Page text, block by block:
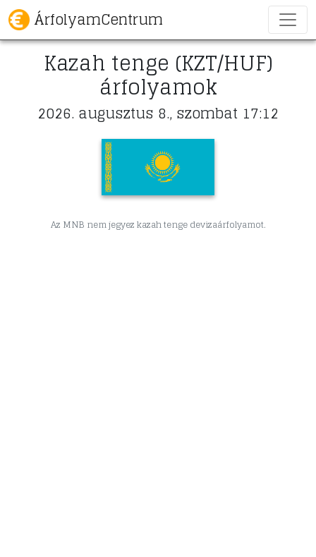
ÁrfolyamCentrum
Kazah tenge (KZT/HUF)
árfolyamok
2026. augusztus 8., szombat 17:12
Az MNB nem jegyez kazah tenge devizaárfolyamot.